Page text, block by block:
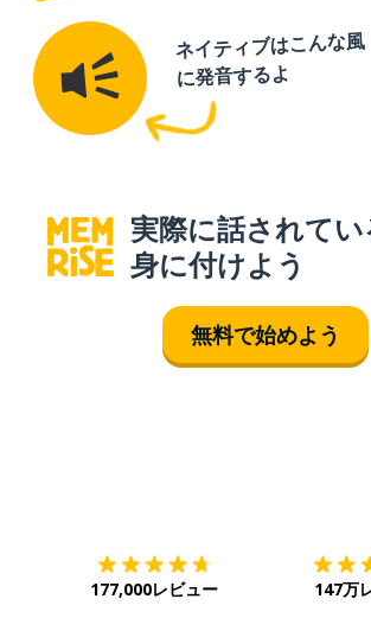
ネイティブはこんな風
に発音するよ
実際に話されて
身に付けよう
無料で始めよう
177,000レビュー 147万